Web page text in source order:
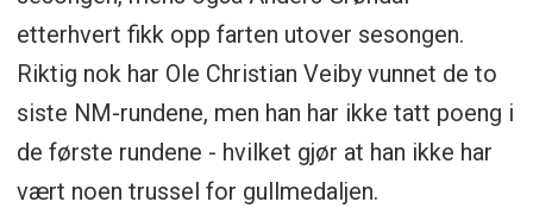
etterhvert fikk opp farten utover sesongen.
Riktig nok har Ole Christian Veiby vunnet de to
siste NM-rundene, men han har ikke tatt poeng i
de første rundene - hvilket gjør at han ikke har
vært noen trussel for gullmedaljen.